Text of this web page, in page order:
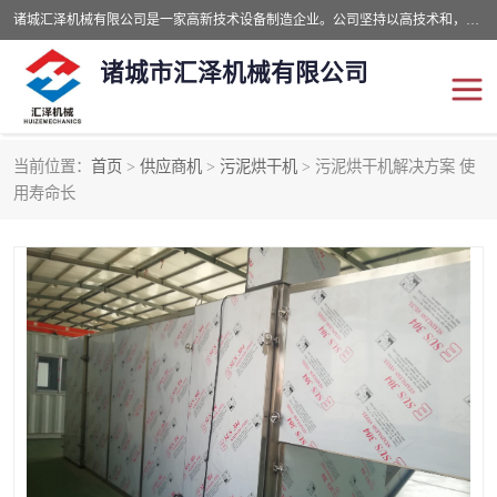
诸城汇泽机械有限公司是一家高新技术设备制造企业。公司坚持以高技术和，高服务于用户，以的环保机械制造设备赢的用户的信赖。现在主要生产死亡畜禽无害化处理和立式和卧式有机肥设备，搅拌机，烘干机，高温发酵机等。污水处理设备，固液分离机。气浮机，化制机等。公司秉承品质，用户至上，科技创新的经营理。
诸城市汇泽机械有限公司
当前位置： 首页 > 供应商机 > 污泥烘干机 > 污泥烘干机解决方案 使
用寿命长
发酵设备
鸡粪发酵机 有机肥设备
纳米膜好氧发酵堆肥机 粪污烘干酶体机
膜式堆肥机 纳米膜发酵
膜式发酵仓 分子膜堆肥仓
分子膜发酵堆肥设备